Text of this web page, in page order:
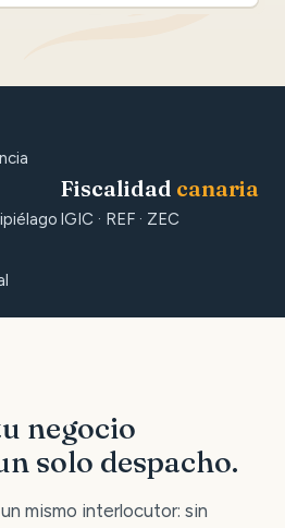
Fiscalidad canaria
IGIC · REF · ZEC
negocio
solo despacho.
mismo interlocutor: sin